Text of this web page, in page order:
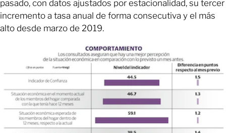
pasado, con datos ajustados por estacionalidad, su tercer
incremento a tasa anual de forma consecutiva y el más
alto desde marzo de 2019.